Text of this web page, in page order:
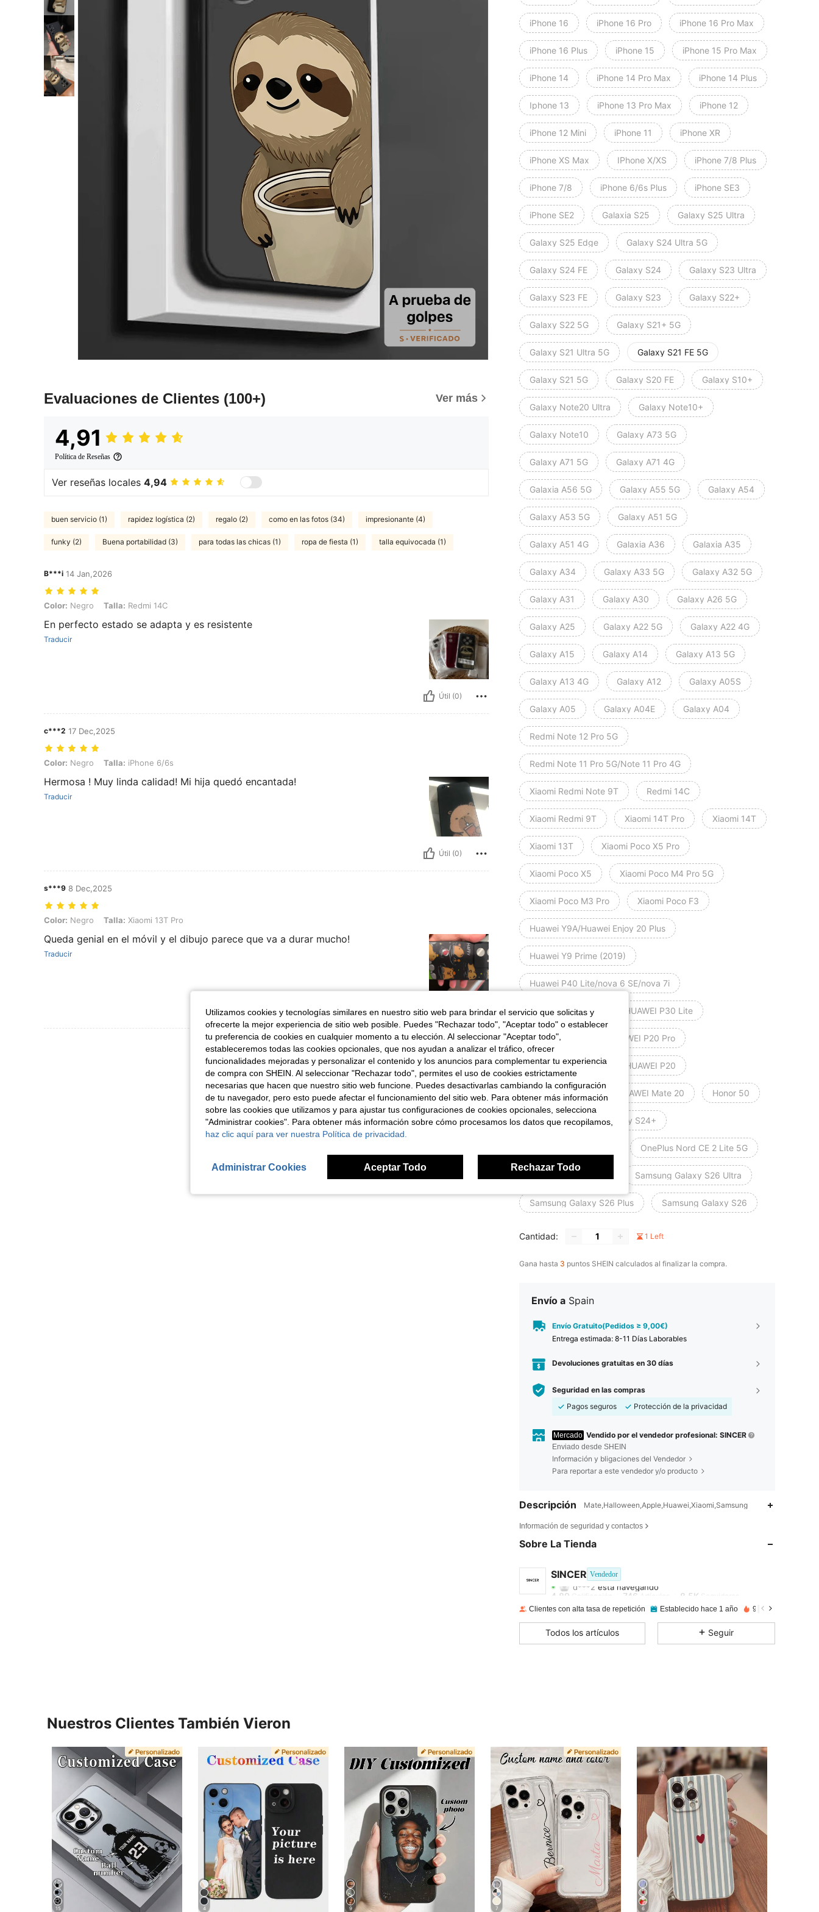
Evaluaciones de Clientes (100+) Ver más
4,91
Política de Reseñas
Ver reseñas locales 4,94
buen servicio (1) rapidez logística (2) regalo (2) como en las fotos (34) impresionante (4)
funky (2) Buena portabilidad (3) para todas las chicas (1) ropa de fiesta (1) talla equivocada (1)
B***i 14 Jan,2026
Color: Negro, Talla: Redmi 14C
Color: Negro Talla: Redmi 14C
En perfecto estado se adapta y es resistente
Traducir
Útil (0)
c***2 17 Dec,2025
Color: Negro, Talla: iPhone 6/6s
Color: Negro Talla: iPhone 6/6s
Hermosa ! Muy linda calidad! Mi hija quedó encantada!
Traducir
Útil (0)
s***9 8 Dec,2025
Color: Negro, Talla: Xiaomi 13T Pro
Color: Negro Talla: Xiaomi 13T Pro
Queda genial en el móvil y el dibujo parece que va a durar mucho!
Traducir
Útil (0)
Ver Más Reseñas
iPhone 16 iPhone 16 Pro iPhone 16 Pro Max
iPhone 16 Plus iPhone 15 iPhone 15 Pro Max
iPhone 14 iPhone 14 Pro Max iPhone 14 Plus
Iphone 13 iPhone 13 Pro Max iPhone 12
iPhone 12 Mini iPhone 11 iPhone XR
iPhone XS Max IPhone X/XS iPhone 7/8 Plus
iPhone 7/8 iPhone 6/6s Plus iPhone SE3
iPhone SE2 Galaxia S25 Galaxy S25 Ultra
Galaxy S25 Edge Galaxy S24 Ultra 5G
Galaxy S24 FE Galaxy S24 Galaxy S23 Ultra
Galaxy S23 FE Galaxy S23 Galaxy S22+
Galaxy S22 5G Galaxy S21+ 5G
Galaxy S21 Ultra 5G Galaxy S21 FE 5G
Galaxy S21 5G Galaxy S20 FE Galaxy S10+
Galaxy Note20 Ultra Galaxy Note10+
Galaxy Note10 Galaxy A73 5G
Galaxy A71 5G Galaxy A71 4G
Galaxia A56 5G Galaxy A55 5G Galaxy A54
Galaxy A53 5G Galaxy A51 5G
Galaxy A51 4G Galaxia A36 Galaxia A35
Galaxy A34 Galaxy A33 5G Galaxy A32 5G
Galaxy A31 Galaxy A30 Galaxy A26 5G
Galaxy A25 Galaxy A22 5G Galaxy A22 4G
Galaxy A15 Galaxy A14 Galaxy A13 5G
Galaxy A13 4G Galaxy A12 Galaxy A05S
Galaxy A05 Galaxy A04E Galaxy A04
Redmi Note 12 Pro 5G
Redmi Note 11 Pro 5G/Note 11 Pro 4G
Xiaomi Redmi Note 9T Redmi 14C
Xiaomi Redmi 9T Xiaomi 14T Pro Xiaomi 14T
Xiaomi 13T Xiaomi Poco X5 Pro
Xiaomi Poco X5 Xiaomi Poco M4 Pro 5G
Xiaomi Poco M3 Pro Xiaomi Poco F3
Huawei Y9A/Huawei Enjoy 20 Plus
Huawei Y9 Prime (2019)
Huawei P40 Lite/nova 6 SE/nova 7i
HUAWEI P30 Pro HUAWEI P30 Lite
HUAWEI P30 HUAWEI P20 Pro
HUAWEI P20 Lite HUAWEI P20
Huawei nova 9 HUAWEI Mate 20 Honor 50
vivo V21 4G Galaxy S24+
OnePlus Nord CE 2 Lite 5G
Samsung Galaxy S26 Ultra
Samsung Galaxy S26 Plus Samsung Galaxy S26
Cantidad: 1 Left
Gana hasta 3 puntos SHEIN calculados al finalizar la compra.
Envío a Spain
Envío Gratuito(Pedidos ≥ 9,00€)
Entrega estimada: 8-11 Días Laborables
Devoluciones gratuitas en 30 días
Seguridad en las compras
Pagos seguros
Protección de la privacidad
Mercado Vendido por el vendedor profesional: SINCER
Enviado desde SHEIN
Información y bligaciones del Vendedor
Para reportar a este vendedor y/o producto
Descripción Mate,Halloween,Apple,Huawei,Xiaomi,Samsung
Información de seguridad y contactos
Sobre La Tienda
SINCER Vendedor
d***2está navegando
4,89 Calificación 746Artículos 8.5K
4,89
746 8.5K
4,89 8.5K
4,89 8.5K
Clientes con alta tasa de repetición Establecido hace 1 año 99K+ Vendido
Todos los artículos Seguir
Nuestros Clientes También Vieron
15 4 9 7 6
Utilizamos cookies y tecnologías similares en nuestro sitio web para brindar el servicio que solicitas y
ofrecerte la mejor experiencia de sitio web posible. Puedes "Rechazar todo", "Aceptar todo" o establecer
tu preferencia de cookies en cualquier momento a tu elección. Al seleccionar "Aceptar todo",
estableceremos todas las cookies opcionales, que nos ayudan a analizar el tráfico, ofrecer
funcionalidades mejoradas y personalizar el contenido y los anuncios para complementar tu experiencia
de compra con SHEIN. Al seleccionar "Rechazar todo", permites el uso de cookies estrictamente
necesarias que hacen que nuestro sitio web funcione. Puedes desactivarlas cambiando la configuración
de tu navegador, pero esto puede afectar el funcionamiento del sitio web. Para obtener más información
sobre las cookies que utilizamos y para ajustar tus configuraciones de cookies opcionales, selecciona
"Administrar cookies". Para obtener más información sobre cómo procesamos los datos que recopilamos,
haz clic aquí para ver nuestra Política de privacidad.
Administrar Cookies Aceptar Todo Rechazar Todo